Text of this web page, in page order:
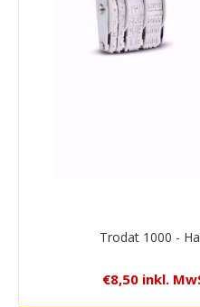
Trodat 1000 -
€8,50 inkl.